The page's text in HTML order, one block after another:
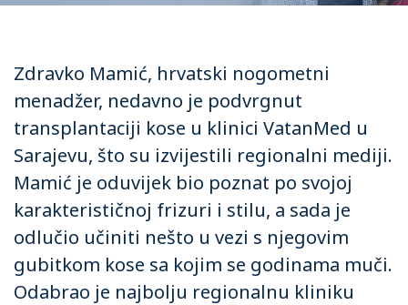
Zdravko Mamić, hrvatski nogometni
menadžer, nedavno je podvrgnut
transplantaciji kose u klinici VatanMed u
Sarajevu, što su izvijestili regionalni mediji.
Mamić je oduvijek bio poznat po svojoj
karakterističnoj frizuri i stilu, a sada je
odlučio učiniti nešto u vezi s njegovim
gubitkom kose sa kojim se godinama muči.
Odabrao je najbolju regionalnu kliniku